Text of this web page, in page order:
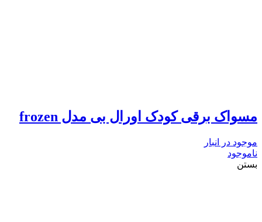
مسواک برقی کودک اورال بی مدل frozen
موجود در انبار
ناموجود
بستن